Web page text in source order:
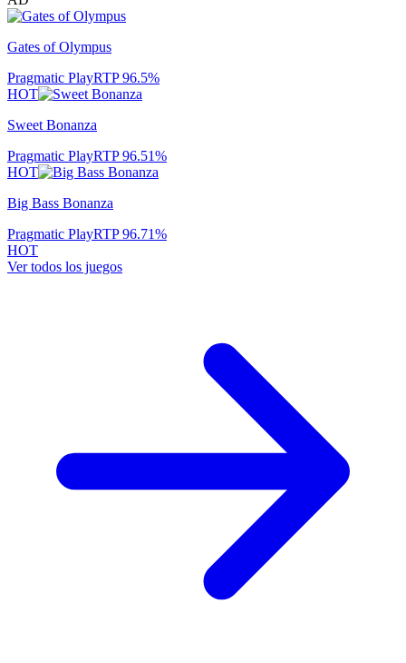
Gates of Olympus
Pragmatic PlayRTP96.5%
HOT
Sweet Bonanza
Pragmatic PlayRTP96.51%
HOT
Big Bass Bonanza
Pragmatic PlayRTP96.71%
HOT
Ver todos los juegos